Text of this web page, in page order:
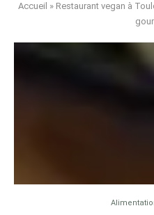
Accueil » Restaurant vegan à